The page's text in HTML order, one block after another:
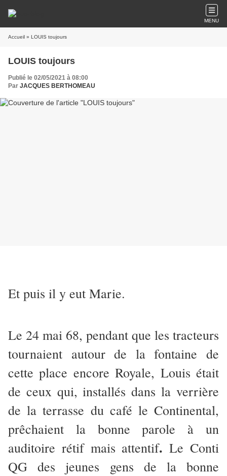
MENU
Accueil » LOUIS toujours
LOUIS toujours
Publié le 02/05/2021 à 08:00
Par JACQUES BERTHOMEAU
Et puis il y eut Marie.
Le 24 mai 68, pendant que les tracteurs
tournaient autour de la fontaine de
cette place encore Royale, Louis était
de ceux qui, installés dans la verrière
de la terrasse du café le Continental,
prêchaient la bonne parole à un
auditoire rétif mais attentif.Le Conti
QG des jeunes gens de la bonne